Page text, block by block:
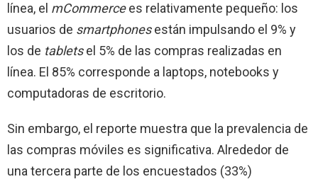
línea, el mCommercees relativamente pequeño: los
usuarios de smartphonesestán impulsando el 9% y
los de tabletsel 5% de las compras realizadas en
línea. El 85% corresponde a laptops, notebooks y
computadoras de escritorio.
Sin embargo, el reporte muestra que la prevalencia de
las compras móviles es significativa. Alrededor de
una tercera parte de los encuestados (33%)